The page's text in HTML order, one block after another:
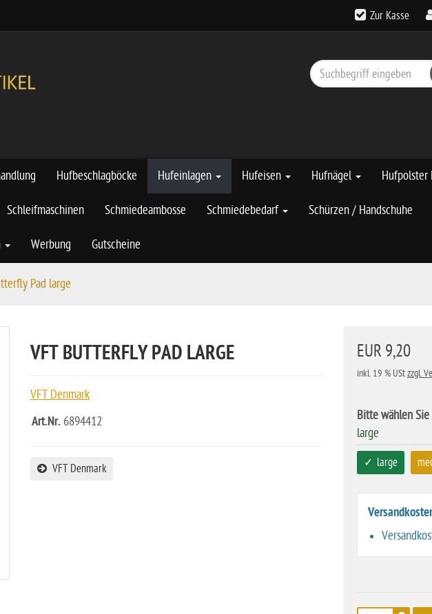
Zur Kasse
Hufbeschlagböcke Hufeinlagen Hufeisen Hufnägel Hufpolster
Schleifmaschinen Schmiedeambosse Schmiedebedarf Schürzen / Handschuhe
Werbung Gutscheine
Pad large
EUR 9,20
inkl. 19 % UStzzgl.
Bitte wählen
large
large
VFT BUTTERFLY PAD LARGE
VFT Denmark
Art.Nr. 6894412
VFT Denmark